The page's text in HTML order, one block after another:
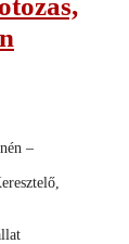
–